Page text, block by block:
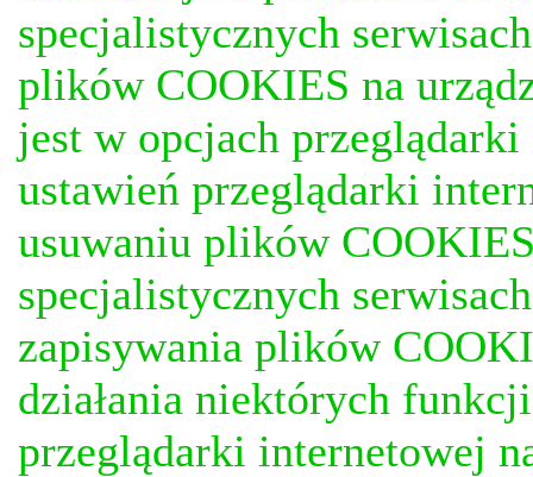
specjalistycznych
plików COOKIES na
jest w opcjach
ustawień przeglądarki
usuwaniu plików
specjalistycznych
zapisywania plików
działania niektórych
przeglądarki internetowej